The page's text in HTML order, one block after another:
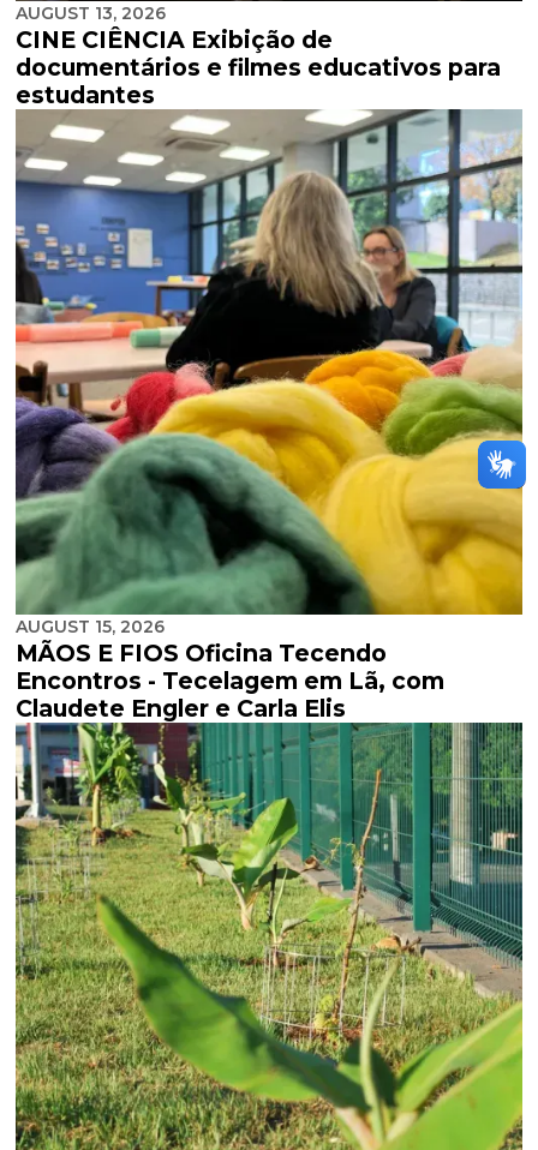
AUGUST 13, 2026
CINE CIÊNCIA Exibição de
documentários e filmes educativos para
estudantes
AUGUST 15, 2026
MÃOS E FIOS Oficina Tecendo
Encontros - Tecelagem em Lã, com
Claudete Engler e Carla Elis